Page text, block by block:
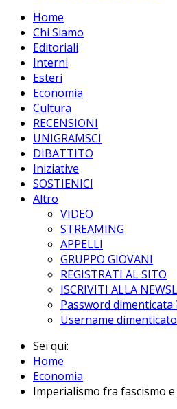
Home
Chi Siamo
Editoriali
Interni
Esteri
Economia
Cultura
RECENSIONI
UNIGRAMSCI
DIBATTITO
Iniziative
SOSTIENICI
Altro
VIDEO
STREAMING
APPELLI
GRUPPO GIOVANI
REGISTRATI AL SITO
ISCRIVITI ALLA
Password dimenticata
Username
Sei qui:
Home
Economia
Imperialismo fra fascismo